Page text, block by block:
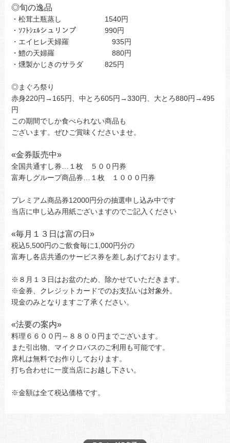
◎旬の逸品
・松茸土瓶蒸し 1540円
・ｿﾌﾄｼｪﾙシュリンプ 990円
・エイヒレ天婦羅 935円
・鱧の天婦羅 880円
・燻製かじきのサラダ 825円
◎まぐろ祭り
赤身220円→165円、中とろ605円→330円、大とろ880円→495
円
この期間でしか食べられない商品も
ございます。ぜひご賞味くださいませ。
«金券販売中»
全国共通すし券…１枚 ５００円券
富寿しグループ商品券…１枚 １０００円券
プレミアム商品券12000円分の抽選申し込み中です
当店に申し込み用紙ございますのでご記入ください
«毎月１３日は富の日»
税込5,500円のご飲食毎に1,000円分の
富寿し各店共通のサービス券を差しあげております。
※８月１３日はお盆のため、除かせていただきます。
※金券、クレジットカードでのお支払いは対象外。
現金のみとなりますご了承ください。
«法要の案内»
料理６６００円～８８００円までございます。
また引出物、マイクロバスのご利用も可能です。
席札は無料でお作りしております。
打ち合わせに一度当店にお越し下さい。
※金額は全て税込価格です。